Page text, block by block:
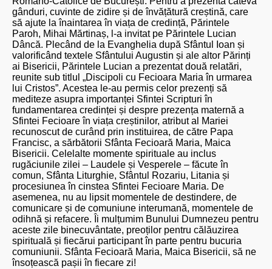
gânduri, cuvinte de zidire și de învățătură creștină, care
să ajute la înaintarea în viața de credință, Părintele
Paroh, Mihai Mărtinaș, l-a invitat pe Părintele Lucian
Dâncă. Plecând de la Evanghelia după Sfântul Ioan și
valorificând textele Sfântului Augustin și ale altor Părinți
ai Bisericii, Părintele Lucian a prezentat două relatări,
reunite sub titlul „Discipoli cu Fecioara Maria în urmarea
lui Cristos”. Acestea le-au permis celor prezenți să
mediteze asupra importanței Sfintei Scripturi în
fundamentarea credinței și despre prezența maternă a
Sfintei Fecioare în viața creștinilor, atribut al Mariei
recunoscut de curând prin instituirea, de către Papa
Francisc, a sărbătorii Sfânta Fecioară Maria, Maica
Bisericii. Celelalte momente spirituale au inclus
rugăciunile zilei – Laudele și Vesperele – făcute în
comun, Sfânta Liturghie, Sfântul Rozariu, Litania și
procesiunea în cinstea Sfintei Fecioare Maria. De
asemenea, nu au lipsit momentele de destindere, de
comunicare și de comuniune interumană, momentele de
odihnă și refacere. Îi mulțumim Bunului Dumnezeu pentru
aceste zile binecuvântate, preoților pentru călăuzirea
spirituală și fiecărui participant în parte pentru bucuria
comuniunii. Sfânta Fecioară Maria, Maica Bisericii, să ne
însoțească pașii în fiecare zi!